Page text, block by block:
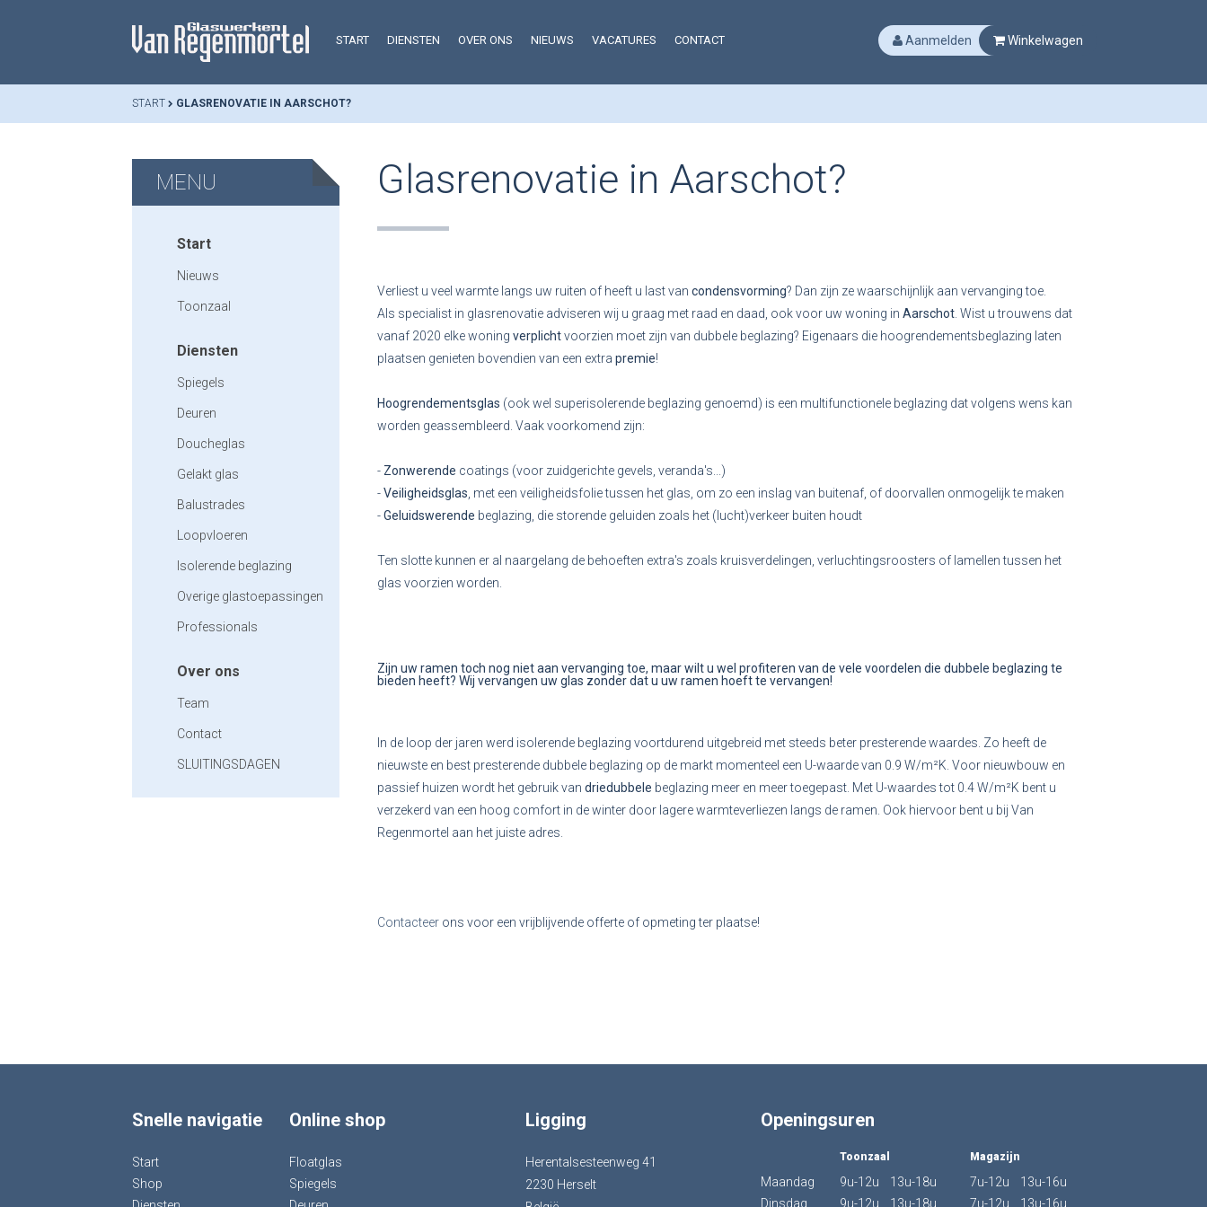
START DIENSTEN OVER ONS NIEUWS VACATURES CONTACT Aanmelden Winkelwagen
START GLASRENOVATIE IN AARSCHOT?
MENU
Start
Nieuws
Toonzaal
Diensten
Spiegels
Deuren
Doucheglas
Gelakt glas
Balustrades
Loopvloeren
Isolerende beglazing
Overige glastoepassingen
Professionals
Over ons
Team
Contact
SLUITINGSDAGEN
Glasrenovatie in Aarschot?
Verliest u veel warmte langs uw ruiten of heeft u last van condensvorming? Dan zijn ze waarschijnlijk aan vervanging toe.
Als specialist in glasrenovatie adviseren wij u graag met raad en daad, ook voor uw woning in Aarschot. Wist u trouwens dat
vanaf 2020 elke woning verplichtvoorzien moet zijn van dubbele beglazing? Eigenaars die hoogrendementsbeglazing laten
plaatsen genieten bovendien van een extra premie!
Hoogrendementsglas (ook wel superisolerende beglazing genoemd) is een multifunctionele beglazing dat volgens wens kan
worden geassembleerd. Vaak voorkomend zijn:
- Zonwerende coatings (voor zuidgerichte gevels, veranda's...)
-Veiligheidsglas, met een veiligheidsfolie tussen het glas, om zo een inslag van buitenaf, of doorvallen onmogelijk te maken
-Geluidswerende beglazing, die storende geluiden zoals het (lucht)verkeer buiten houdt
Ten slotte kunnen er al naargelang de behoeften extra's zoals kruisverdelingen, verluchtingsroosters of lamellen tussen het
glas voorzien worden.
Zijn uw ramen toch nog niet aan vervanging toe, maar wilt u wel profiteren van de vele voordelen die dubbele beglazing te
bieden heeft? Wij vervangen uw glas zonder dat u uw ramen hoeft te vervangen!
In de loop der jaren werd isolerende beglazing voortdurend uitgebreid met steeds beter presterende waardes. Zo heeft de
nieuwste en best presterende dubbele beglazing op de markt momenteel een U-waarde van 0.9 W/m²K. Voor nieuwbouw en
passief huizen wordt het gebruik van driedubbele beglazing meer en meer toegepast. Met U-waardes tot 0.4 W/m²K bent u
verzekerd van een hoog comfort in de winter door lagere warmteverliezen langs de ramen. Ook hiervoor bent u bij Van
Regenmortel aan het juiste adres.
Contacteer ons voor een vrijblijvende offerte of opmeting ter plaatse!
Snelle navigatie
Start
Shop
Online shop
Floatglas
Spiegels
Ligging
Herentalsesteenweg 41
2230 Herselt
Openingsuren
Maandag
Dinsdag
Toonzaal
9u-12u 13u-18u
9u-12u 13u-18u
Magazijn
7u-12u 13u-16u
7u-12u 13u-16u